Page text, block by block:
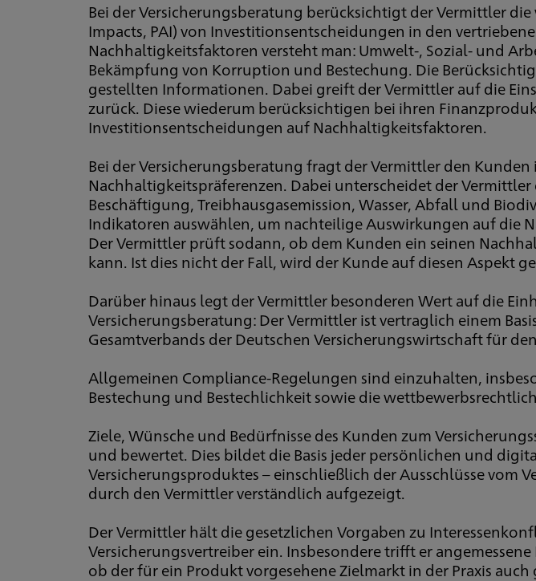
Bei der Versicherungsberatung berücksichtigt der Vermittler
Impacts, PAI) von Investitionsentscheidungen in den
Nachhaltigkeitsfaktoren versteht man: Umwelt-, Sozial- und
Bekämpfung von Korruption und Bestechung. Die
gestellten Informationen. Dabei greift der Vermittler auf die
zurück. Diese wiederum berücksichtigen bei ihren
Investitionsentscheidungen auf Nachhaltigkeitsfaktoren.
Bei der Versicherungsberatung fragt der Vermittler den
Nachhaltigkeitspräferenzen. Dabei unterscheidet der
Beschäftigung, Treibhausgasemission, Wasser, Abfall und
Indikatoren auswählen, um nachteilige Auswirkungen auf die
Der Vermittler prüft sodann, ob dem Kunden ein seinen
kann. Ist dies nicht der Fall, wird der Kunde auf diesen Aspekt
Darüber hinaus legt der Vermittler besonderen Wert auf die
Versicherungsberatung: Der Vermittler ist vertraglich einem
Gesamtverbands der Deutschen Versicherungswirtschaft für
Allgemeinen Compliance-Regelungen sind einzuhalten,
Bestechung und Bestechlichkeit sowie die
Ziele, Wünsche und Bedürfnisse des Kunden zum
und bewertet. Dies bildet die Basis jeder persönlichen und
Versicherungsproduktes – einschließlich der Ausschlüsse vom
durch den Vermittler verständlich aufgezeigt.
Der Vermittler hält die gesetzlichen Vorgaben zu
Versicherungsvertreiber ein. Insbesondere trifft er
ob der für ein Produkt vorgesehene Zielmarkt in der Praxis auch